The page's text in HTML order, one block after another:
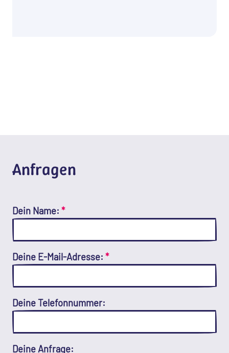
Anfragen
Dein Name: *
Deine E-Mail-Adresse: *
Deine Telefonnummer:
Deine Anfrage: